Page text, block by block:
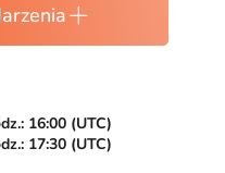
16:00 (UTC)
17:30 (UTC)